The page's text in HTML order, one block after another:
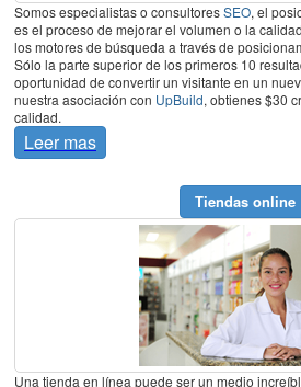
Somos especialistas o consultoresSEO, el
es el proceso de mejorar el volumen o la
los motores de búsqueda a través de
Sólo la parte superior de los primeros 10
oportunidad de convertir un visitante en un
nuestra asociación con UpBuild, obtienes $30
calidad.
Leer mas
Tiendas online
Una tienda en línea puede ser un medio